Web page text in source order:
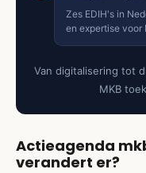
Zes EDIH's in
en expertise voor
Van digitalisering tot
MKB
Actieagenda
verandert er?